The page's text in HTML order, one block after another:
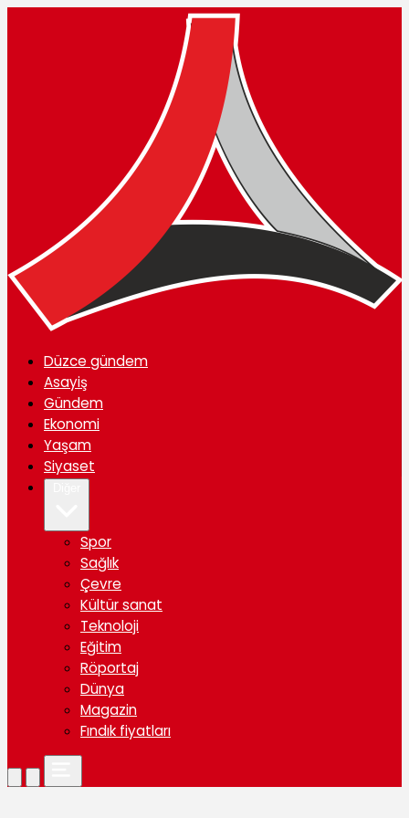
Düzce gündem
Asayiş
Gündem
Ekonomi
Yaşam
Siyaset
Spor
Sağlık
Çevre
Kültür sanat
Teknoloji
Eğitim
Röportaj
Dünya
Magazin
Fındık fiyatları